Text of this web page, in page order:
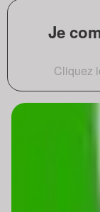
Je
Cliquez